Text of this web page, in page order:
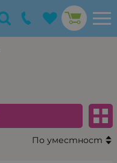
По уместност